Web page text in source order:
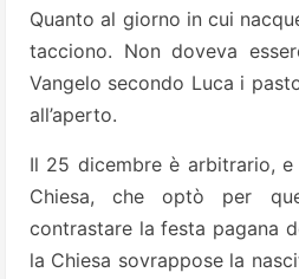
Quanto al giorno in cui
tacciono. Non doveva
Vangelo secondo Luca i
all’aperto.
Il 25 dicembre è arbitrario,
Chiesa, che optò per
contrastare la festa pagana
la Chiesa sovrappose la